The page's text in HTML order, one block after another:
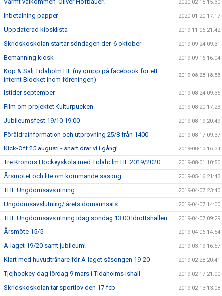
Varmt välkommen, Oliver Hofbauer! 2020-02-15 15:30
Inbetalning papper 2020-01-20 17:17
Uppdaterad kiosklista 2019-11-06 21:42
Skridskoskolan startar söndagen den 6 oktober 2019-09-24 09:31
Bemanning kiosk 2019-09-16 16:04
Köp & Sälj Tidaholm HF (ny grupp på facebook för ett
internt Blocket inom föreningen)
2019-08-28 18:53
Istider september 2019-08-24 09:36
Film om projektet Kulturpucken 2019-08-20 17:23
Jubileumsfest 19/10 19:00 2019-08-19 20:49
Föräldrainformation och utprovning 25/8 från 1400 2019-08-17 09:37
Kick-Off 25 augusti - snart drar vi i gång! 2019-08-13 16:34
Tre Kronors Hockeyskola med Tidaholm HF 2019/2020 2019-08-01 10:50
Årsmötet och lite om kommande säsong 2019-05-16 21:43
THF Ungdomsavslutning 2019-04-07 23:40
Ungdomsavslutning/ årets domarinsats 2019-04-07 14:00
THF Ungdomsavslutning idag söndag 13:00 Idrottshallen 2019-04-07 09:29
Årsmöte 15/5 2019-04-06 14:54
A-laget 19/20 samt jubileum! 2019-03-19 16:57
Klart med huvudtränare för A-laget säsongen 19-20 2019-02-28 20:41
Tjejhockey-dag lördag 9 mars i Tidaholms ishall 2019-02-17 21:00
Skridskoskolan tar sportlov den 17 feb 2019-02-13 13:08